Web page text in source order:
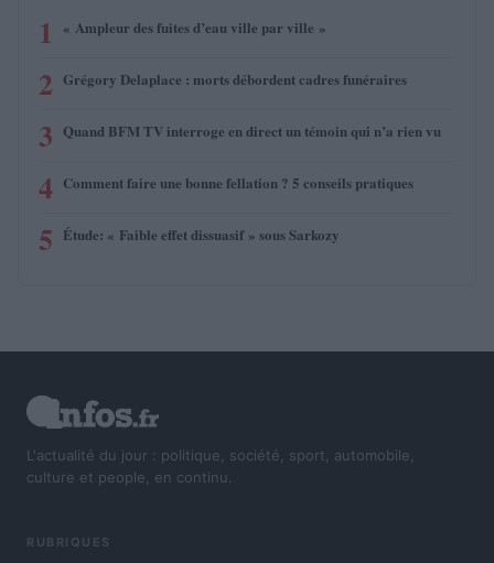
1 « Ampleur des fuites d’eau ville par ville »
2 Grégory Delaplace : morts débordent cadres funéraires
3 Quand BFM TV interroge en direct un témoin qui n’a rien vu
4 Comment faire une bonne fellation ? 5 conseils pratiques
5 Étude: « Faible effet dissuasif » sous Sarkozy
L'actualité du jour : politique, société, sport, automobile,
culture et people, en continu.
RUBRIQUES